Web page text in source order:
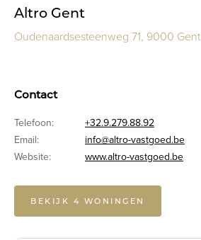
Altro Gent
Oudenaardsesteenweg 71, 9000 Gent
Contact
Telefoon:
+32.9.279.88.92
Email:
info@altro-vastgoed.be
Website:
www.altro-vastgoed.be
BEKIJK 4 WONINGEN